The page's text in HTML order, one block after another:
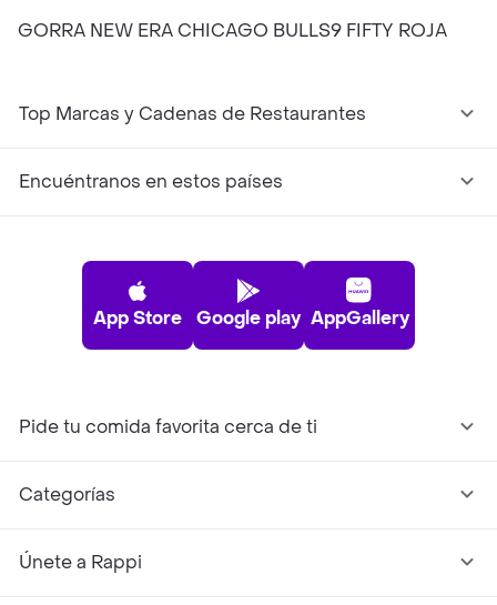
GORRA NEW ERA CHICAGO BULLS9 FIFTY ROJA
Top Marcas y Cadenas de Restaurantes
Encuéntranos en estos países
App Store Google play AppGallery
Pide tu comida favorita cerca de ti
Categorías
Únete a Rappi